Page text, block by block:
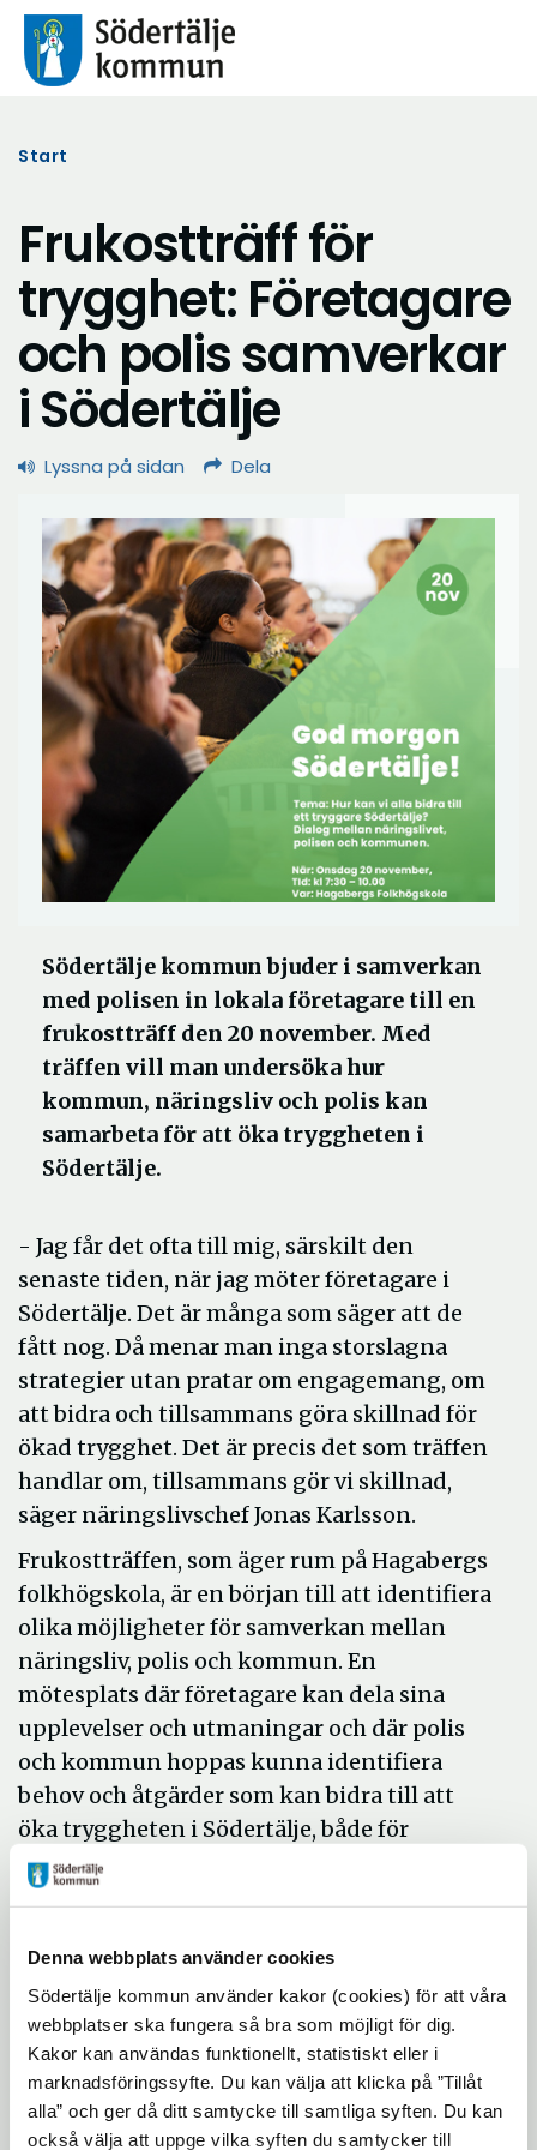
Denna webbplats använder cookies
Södertälje kommun använder kakor (cookies) för att våra
webbplatser ska fungera så bra som möjligt för dig.
Kakor kan användas funktionellt, statistiskt eller i
marknadsföringssyfte. Du kan välja att klicka på ”Tillåt
alla” och ger då ditt samtycke till samtliga syften. Du kan
också välja att uppge vilka syften du samtycker till
Start
Frukostträff för
trygghet: Företagare
och polis samverkar
i Södertälje
Lyssna på sidan Dela
Södertälje kommun bjuder i samverkan
med polisen in lokala företagare till en
frukostträff den 20 november. Med
träffen vill man undersöka hur
kommun, näringsliv och polis kan
samarbeta för att öka tryggheten i
Södertälje.
- Jag får det ofta till mig, särskilt den
senaste tiden, när jag möter företagare i
Södertälje. Det är många som säger att de
fått nog. Då menar man inga storslagna
strategier utan pratar om engagemang, om
att bidra och tillsammans göra skillnad för
ökad trygghet. Det är precis det som träffen
handlar om, tillsammans gör vi skillnad,
säger näringslivschef Jonas Karlsson.
Frukostträffen, som äger rum på Hagabergs
folkhögskola, är en början till att identifiera
olika möjligheter för samverkan mellan
näringsliv, polis och kommun. En
mötesplats där företagare kan dela sina
upplevelser och utmaningar och där polis
och kommun hoppas kunna identifiera
behov och åtgärder som kan bidra till att
öka tryggheten i Södertälje, både för
medborgare och för de företag som verkar i
kommunen.
behöver alla dra sitt strå till stacken. En
liten insats kan betyda mycket, säger Jonas
Karlsson.
Dialog för ökad trygghet